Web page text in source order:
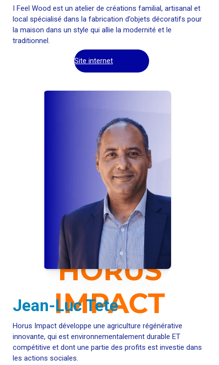
I Feel Wood est un atelier de créations familial, artisanal et
local spécialisé dans la fabrication d’objets décoratifs pour
la maison dans un style qui allie la modernité et le
traditionnel.
Site internet
HORUS
IMPACT
Jean-Luc Tete
Horus Impact développe une agriculture régénérative
innovante, qui est environnementalement durable ET
compétitive et dont une partie des profits est investie dans
les actions sociales.